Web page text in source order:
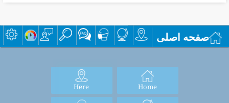
صفحه اصلی
Home
Here